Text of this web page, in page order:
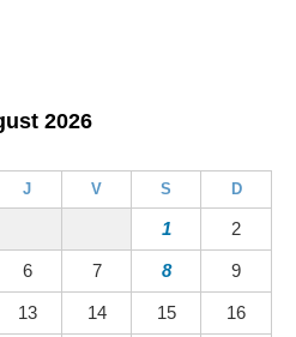
2026
J V S D
1 2
6 7 8 9
13 14 15 16